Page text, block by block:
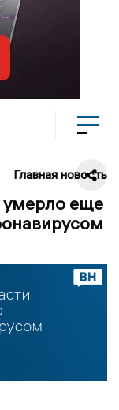
Главная новость
умерло еще